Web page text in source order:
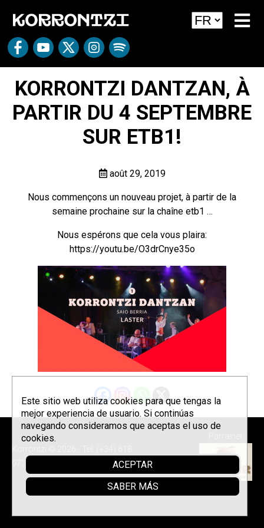
KORRONTZI DANTZAN, À
PARTIR DU 4 SEPTEMBRE
SUR ETB1!
août 29, 2019
Nous commençons un nouveau projet, à partir de la
semaine prochaine sur la chaîne etb1 …
Nous espérons que cela vous plaira:
https://youtu.be/O3drCnye35o
Política de privacidad
Este sitio web utiliza cookies para que tengas la
mejor experiencia de usuario. Si continúas
navegando consideramos que aceptas el uso de
cookies.
ACEPTAR
SABER MÁS